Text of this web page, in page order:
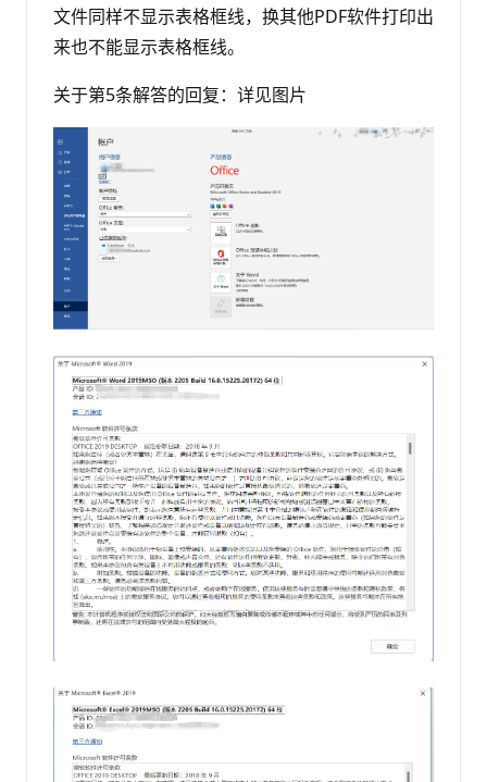
文件同样不显示表格框线，换其他PDF软件打印出
来也不能显示表格框线。
关于第5条解答的回复：详见图片